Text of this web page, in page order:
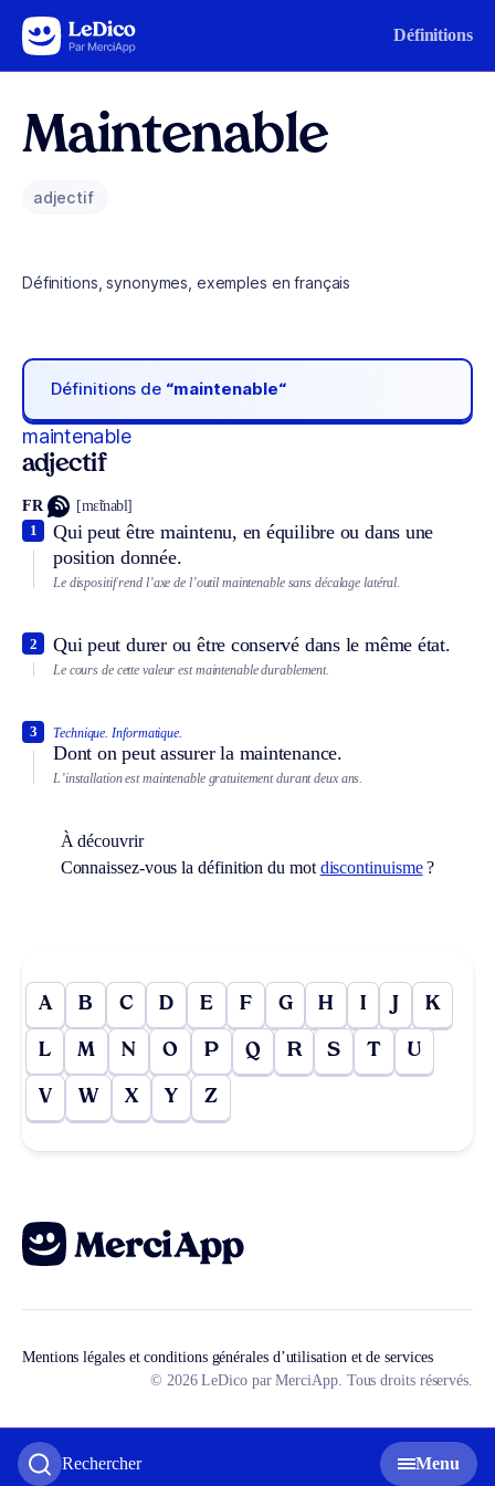
Aller au contenu Définitions
Rechercher Menu
Maintenable
adjectif
Définitions, synonymes, exemples en français
Définitions de “maintenable“
maintenable
adjectif
FR [mɛ̃tnabl]
Qui peut être maintenu, en équilibre ou dans une
position donnée.
1
Le dispositif rend l’axe de l’outil maintenable sans décalage latéral.
Qui peut durer ou être conservé dans le même état.
2
Le cours de cette valeur est maintenable durablement.
Technique. Informatique.
Dont on peut assurer la maintenance.
3
L’installation est maintenable gratuitement durant deux ans.
À découvrir
Connaissez-vous la définition du mot discontinuisme?
A B C D E F G H I J K
L M N O P Q R S T U
V W X Y Z
Mentions légales et conditions générales d’utilisation et de services
© 2026 LeDico par MerciApp. Tous droits réservés.